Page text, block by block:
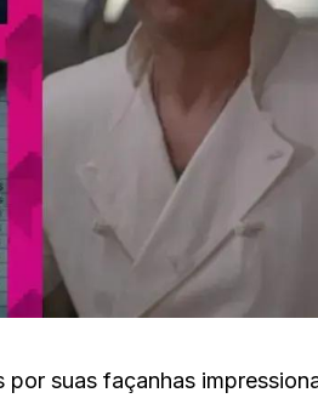
por suas façanhas